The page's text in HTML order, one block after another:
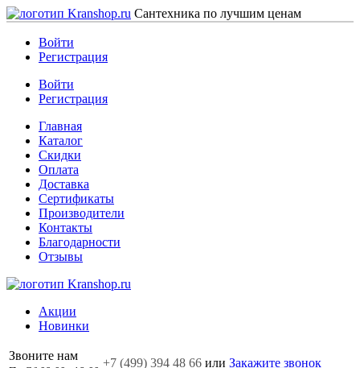
Сантехника по лучшим ценам
Войти
Регистрация
Войти
Регистрация
Главная
Каталог
Скидки
Оплата
Доставка
Сертификаты
Производители
Контакты
Благодарности
Отзывы
Акции
Новинки
Звоните нам
+7 (499) 394 48 66 или Закажите звонок